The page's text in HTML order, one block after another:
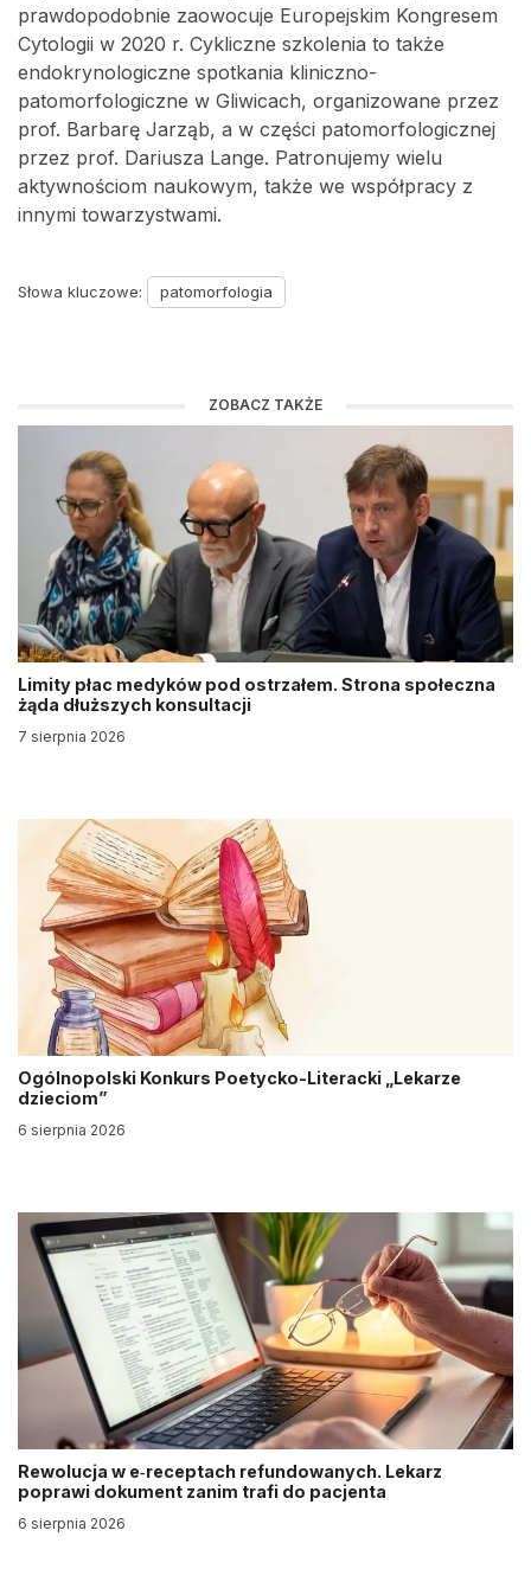
prawdopodobnie zaowocuje Europejskim Kongresem
Cytologii w 2020 r. Cykliczne szkolenia to także
endokrynologiczne spotkania kliniczno-
patomorfologiczne w Gliwicach, organizowane przez
prof. Barbarę Jarząb, a w części patomorfologicznej
przez prof. Dariusza Lange. Patronujemy wielu
aktywnościom naukowym, także we współpracy z
innymi towarzystwami.
Słowa kluczowe: patomorfologia
ZOBACZ TAKŻE
Limity płac medyków pod ostrzałem. Strona społeczna
żąda dłuższych konsultacji
7 sierpnia 2026
Ogólnopolski Konkurs Poetycko-Literacki „Lekarze
dzieciom”
6 sierpnia 2026
Rewolucja w e‑receptach refundowanych. Lekarz
poprawi dokument zanim trafi do pacjenta
6 sierpnia 2026